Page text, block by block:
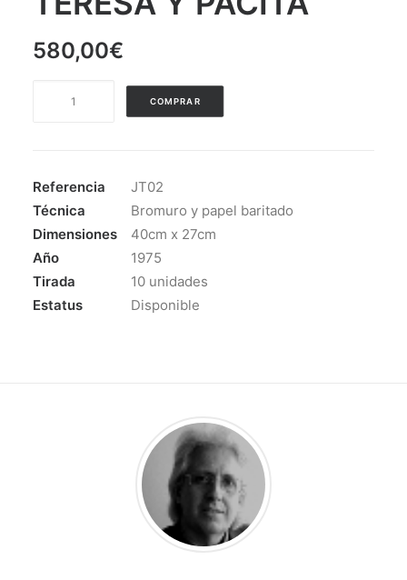
580,00€
COMPRAR
Referencia
JT02
Técnica
Bromuro y papel baritado
Dimensiones
40cm x 27cm
Año
1975
Tirada
10 unidades
Estatus
Disponible